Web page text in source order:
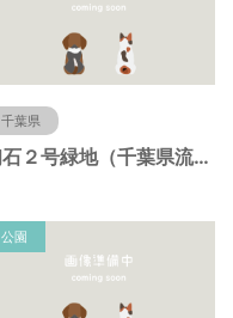
千葉県
初石２号緑地（千葉県流山市）
公園